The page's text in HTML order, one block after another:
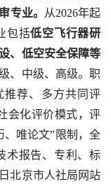
专业。
从2026年起
包括低空飞行器研
、低空安全保障等
、中级、高级。职
推荐、多方共同评
会化评价模式，评
、唯论文”限制，全
术报告、专利、标
北京市人社局网站